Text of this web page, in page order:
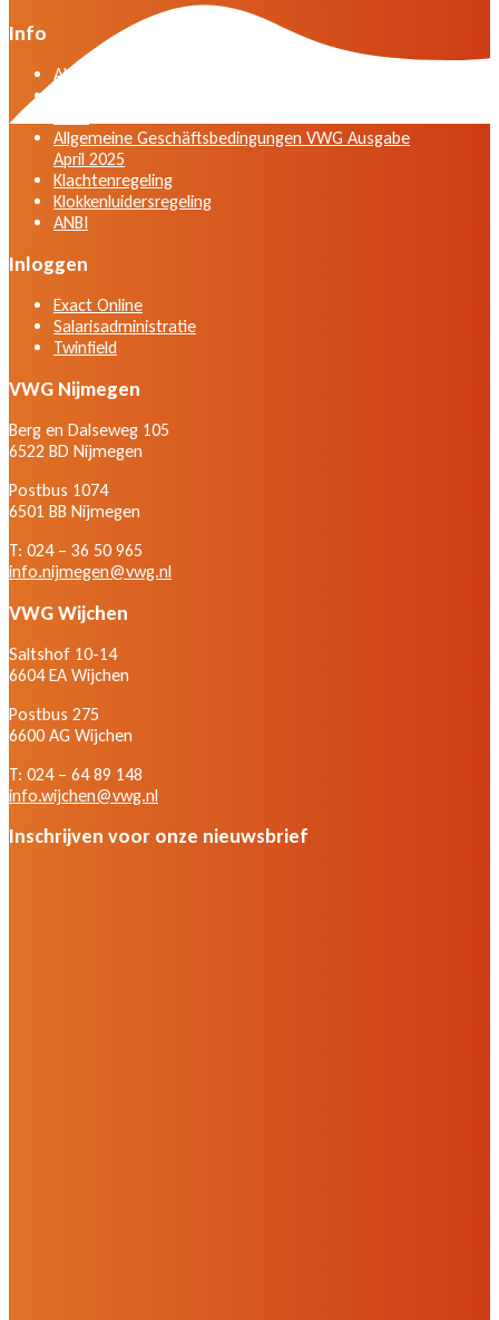
Info
Algemene voorwaarden VWG versie april 2025
Allgemeine Geschäftsbedingungen VWG Ausgabe
April 2025
Klachtenregeling
Klokkenluidersregeling
ANBI
Inloggen
Exact Online
Salarisadministratie
Twinfield
VWG Nijmegen
Berg en Dalseweg 105
6522 BD Nijmegen
Postbus 1074
6501 BB Nijmegen
T: 024 – 36 50 965
info.nijmegen@vwg.nl
VWG Wijchen
Saltshof 10-14
6604 EA Wijchen
Postbus 275
6600 AG Wijchen
T: 024 – 64 89 148
info.wijchen@vwg.nl
Inschrijven voor onze nieuwsbrief